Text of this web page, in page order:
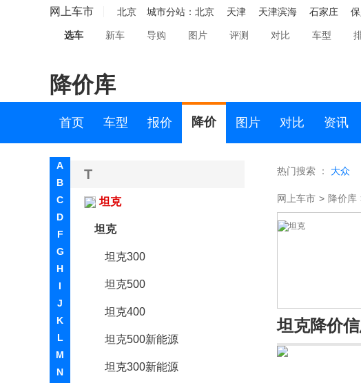
网上车市 北京 城市分站： 北京 天津 天津滨海 石家庄
选车 新车 导购 图片 评测 对比 车型
降价库
首页 车型 报价 降价 图片 对比 资讯
A
B
C
D
F
G
H
I
J
K
L
M
N
双龙
斯巴鲁
斯柯达
smart
SWM斯威汽车
T
坦克
坦克
坦克300
坦克500
坦克400
坦克500新能源
坦克300新能源
热门搜索 ： 大众
网上车市 > 降价库
坦克降价